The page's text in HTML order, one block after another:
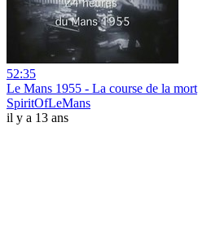
52:35
Le Mans 1955 - La course de la mort
SpiritOfLeMans
il y a 13 ans